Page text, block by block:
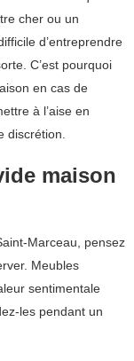
cher ou un
d’entreprendre
C’est pourquoi
en cas de
à l’aise en
discrétion.
maison
Marceau, pensez
Meubles
sentimentale
les pendant un